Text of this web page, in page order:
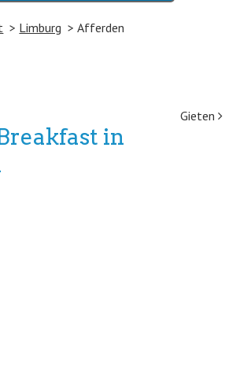
Limburg Afferden
Gieten
in